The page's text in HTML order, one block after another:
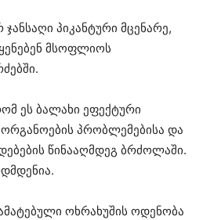
პიკანტური მცენარე,
მსოფლიოს
ეს ბალახი ეფექტური
ორგანოების პრობლემებისა და
წინააღმდეგ ბრძოლაში.
ოხრახუშის ოდენობა